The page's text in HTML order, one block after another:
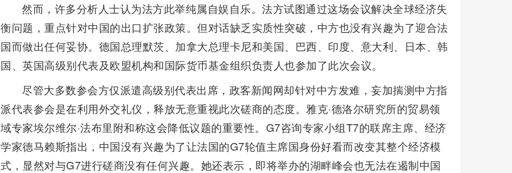
然而，许多分析人士认为法方此举纯属自娱自乐。法方试图通过这场会议解决全球经济失
衡问题，重点针对中国的出口扩张政策。但对话缺乏实质性突破，中方也没有兴趣为了迎合法
国而做出任何妥协。德国总理默茨、加拿大总理卡尼和美国、巴西、印度、意大利、日本、韩
国、英国高级别代表及欧盟机构和国际货币基金组织负责人也参加了此次会议。
尽管大多数参会方仅派遣高级别代表出席，政客新闻网却针对中方发难，妄加揣测中方指
派代表参会是在利用外交礼仪，释放无意重视此次磋商的态度。雅克·德洛尔研究所的贸易领
域专家埃尔维尔·法布里附和称这会降低议题的重要性。G7咨询专家小组T7的联席主席、经济
学家德马赖斯指出，中国没有兴趣为了让法国的G7轮值主席国身份好看而改变其整个经济模
式，显然对与G7进行磋商没有任何兴趣。她还表示，即将举办的湖畔峰会也无法在遏制中国